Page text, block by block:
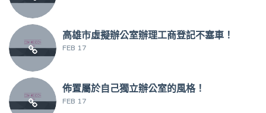
高雄市虛擬辦公室辦理工商登記不塞車！
FEB 17
佈置屬於自己獨立辦公室的風格！
FEB 17